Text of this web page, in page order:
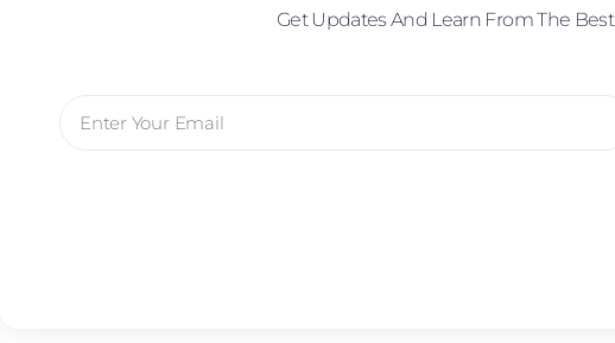
Get Updates And Learn From The Best